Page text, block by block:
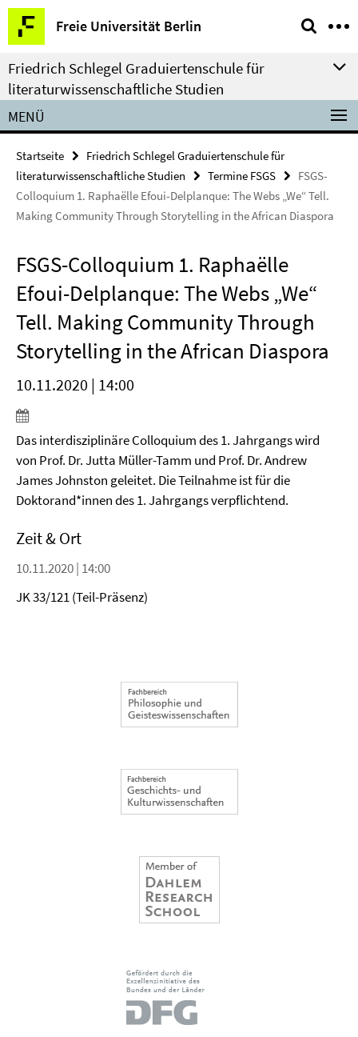
Springe
direkt
zu
Inhalt
Freie Universität Berlin
Service-
Navigation
Friedrich Schlegel Graduiertenschule für
literaturwissenschaftliche Studien
MENÜ
Startseite
Friedrich Schlegel Graduiertenschule für
literaturwissenschaftliche Studien
Termine FSGS
FSGS-
Colloquium 1. Raphaëlle Efoui-Delplanque: The Webs „We“ Tell.
Making Community Through Storytelling in the African Diaspora
FSGS-Colloquium 1. Raphaëlle
Efoui-Delplanque: The Webs „We“
Tell. Making Community Through
Storytelling in the African Diaspora
10.11.2020 | 14:00
Das interdisziplinäre Colloquium des 1. Jahrgangs wird
von Prof. Dr. Jutta Müller-Tamm und Prof. Dr. Andrew
James Johnston geleitet. Die Teilnahme ist für die
Doktorand*innen des 1. Jahrgangs verpflichtend.
Zeit & Ort
10.11.2020 | 14:00
JK 33/121 (Teil-Präsenz)